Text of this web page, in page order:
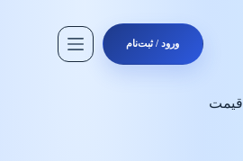
ورود / ثبت‌نام
قیمت